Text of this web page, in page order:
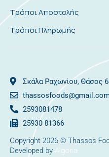
Τρόποι Αποστολής
Τρόποι Πληρωμής
Σκάλα Ραχωνίου, Θάσος
2593081478
25930 81366
Copyright 2026 © Thassos
Developed by Algoria